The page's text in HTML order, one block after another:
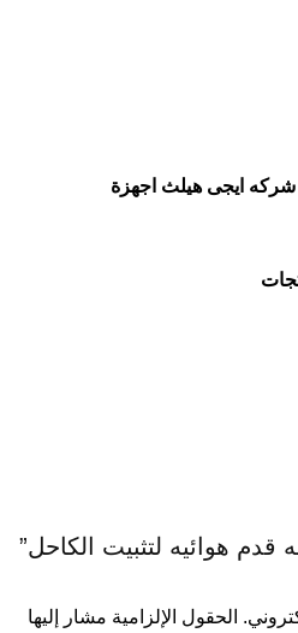
ايجى هيلث اجهزة
هوائيه لتثبيت الكاحل”
الحقول الإلزامية مشار إليها